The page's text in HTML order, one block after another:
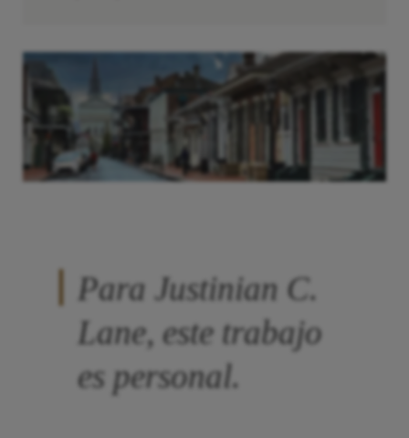
Para Justinian C.
Lane, este trabajo
es personal.